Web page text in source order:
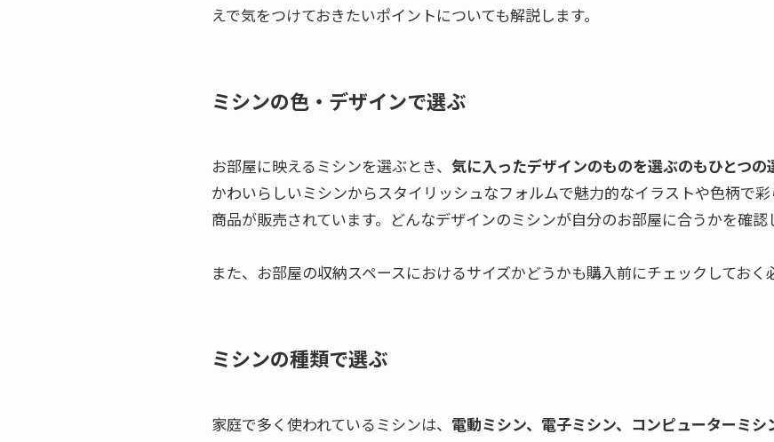
えで気をつけておきたいポイントについても解説します。
ミシンの色・デザインで選ぶ
お部屋に映えるミシンを選ぶとき、 気に入ったデザインのものを選ぶのもひとつの
かわいらしいミシンからスタイリッシュなフォルムで魅力的なイラストや色柄で
商品が販売されています。どんなデザインのミシンが自分のお部屋に合うかを確認
また、お部屋の収納スペースにおけるサイズかどうかも購入前にチェックしておく
ミシンの種類で選ぶ
家庭で多く使われているミシンは、 電動ミシン、電子ミシン、コンピューターミシ